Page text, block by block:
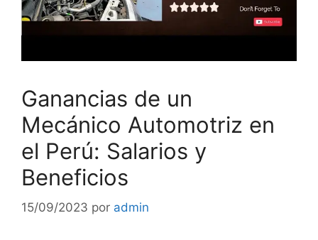
Ganancias de un
Mecánico Automotriz en
el Perú: Salarios y
Beneficios
15/09/2023 por admin